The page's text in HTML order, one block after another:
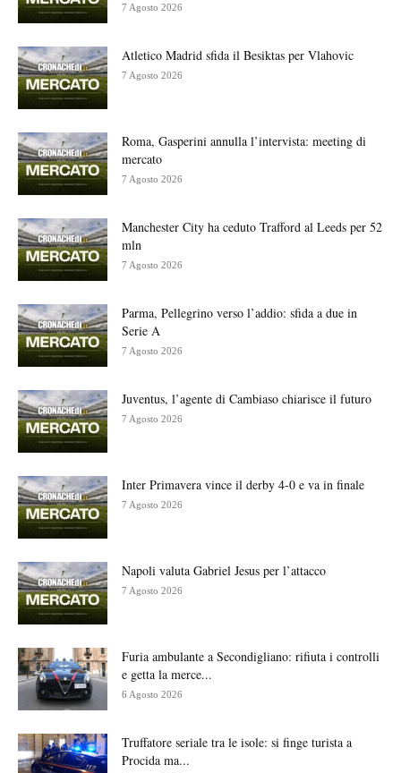
7 Agosto 2026
Atletico Madrid sfida il Besiktas per Vlahovic
7 Agosto 2026
Roma, Gasperini annulla l’intervista: meeting di
mercato
7 Agosto 2026
Manchester City ha ceduto Trafford al Leeds per 52
mln
7 Agosto 2026
Parma, Pellegrino verso l’addio: sfida a due in
Serie A
7 Agosto 2026
Juventus, l’agente di Cambiaso chiarisce il futuro
7 Agosto 2026
Inter Primavera vince il derby 4-0 e va in finale
7 Agosto 2026
Napoli valuta Gabriel Jesus per l’attacco
7 Agosto 2026
Furia ambulante a Secondigliano: rifiuta i controlli
e getta la merce...
6 Agosto 2026
Truffatore seriale tra le isole: si finge turista a
Procida ma...